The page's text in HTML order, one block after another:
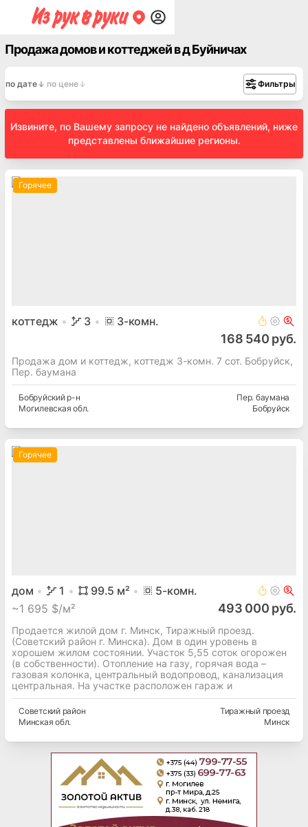
Продажа домов и коттеджей в д Буйничах
по дате по цене Фильтры
Извините, по Вашему запросу не найдено объявлений, ниже
представлены ближайшие регионы.
Горячее
коттедж 3 3-комн.
168 540 руб.
Продажа дом и коттедж, коттедж 3-комн. 7 сот. Бобруйск,
Пер. баумана
Бобруйскийр-н
Могилевская обл.
Пер. баумана
Бобруйск
Горячее
дом 1 99.5 м² 5-комн.
~1 695 $/м² 493 000 руб.
Продается жилой дом г. Минск, Тиражный проезд.
(Советский район г. Минска). Дом в один уровень в
хорошем жилом состоянии. Участок 5,55 соток огорожен
(в собственности). Отопление на газу, горячая вода –
газовая колонка, центральный водопровод, канализация
центральная. На участке расположен гараж и
Советскийрайон
Минская обл.
Тиражный проезд
Минск